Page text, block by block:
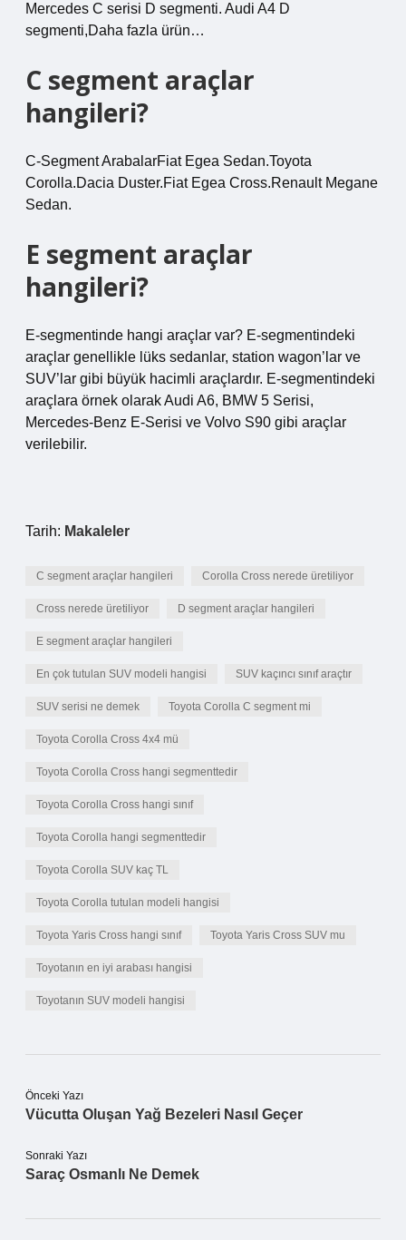
Mercedes C serisi D segmenti. Audi A4 D
segmenti,Daha fazla ürün…
C segment araçlar
hangileri?
C-Segment ArabalarFiat Egea Sedan.Toyota
Corolla.Dacia Duster.Fiat Egea Cross.Renault Megane
Sedan.
E segment araçlar
hangileri?
E-segmentinde hangi araçlar var? E-segmentindeki
araçlar genellikle lüks sedanlar, station wagon’lar ve
SUV’lar gibi büyük hacimli araçlardır. E-segmentindeki
araçlara örnek olarak Audi A6, BMW 5 Serisi,
Mercedes-Benz E-Serisi ve Volvo S90 gibi araçlar
verilebilir.
Tarih: Makaleler
C segment araçlar hangileri Corolla Cross nerede üretiliyor
Cross nerede üretiliyor D segment araçlar hangileri
E segment araçlar hangileri
En çok tutulan SUV modeli hangisi SUV kaçıncı sınıf araçtır
SUV serisi ne demek Toyota Corolla C segment mi
Toyota Corolla Cross 4x4 mü
Toyota Corolla Cross hangi segmenttedir
Toyota Corolla Cross hangi sınıf
Toyota Corolla hangi segmenttedir
Toyota Corolla SUV kaç TL
Toyota Corolla tutulan modeli hangisi
Toyota Yaris Cross hangi sınıf Toyota Yaris Cross SUV mu
Toyotanın en iyi arabası hangisi
Toyotanın SUV modeli hangisi
Önceki Yazı
Vücutta Oluşan Yağ Bezeleri Nasıl Geçer
Sonraki Yazı
Saraç Osmanlı Ne Demek